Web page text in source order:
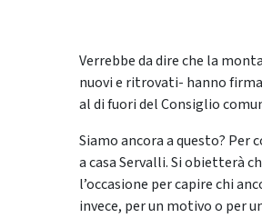
Verrebbe da dire che la
nuovi e ritrovati- hanno
al di fuori del Consiglio
Siamo ancora a questo?
a casa Servalli. Si obietterà
l’occasione per capire chi
invece, per un motivo o per